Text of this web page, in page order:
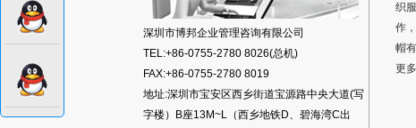
深圳市博邦企业管理咨询有限公司
TEL:+86-0755-2780 8026(总机)
FAX:+86-0755-2780 8019
地址:深圳市宝安区西乡街道宝源路中央大道(写
字楼）B座13M~L（西乡地铁D、碧海湾C出
织
作
帽
更